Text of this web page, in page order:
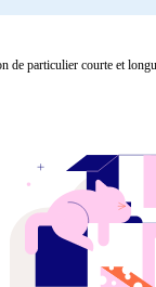
de particulier courte et